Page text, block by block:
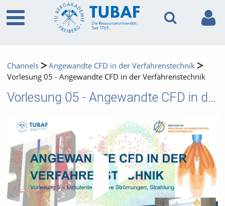
Channels
Angewandte CFD in der Verfahrenstechnik
Vorlesung 05 - Angewandte CFD in der Verfahrenstechnik
Vorlesung 05 - Angewandte CFD in der Verfahrenstechnik